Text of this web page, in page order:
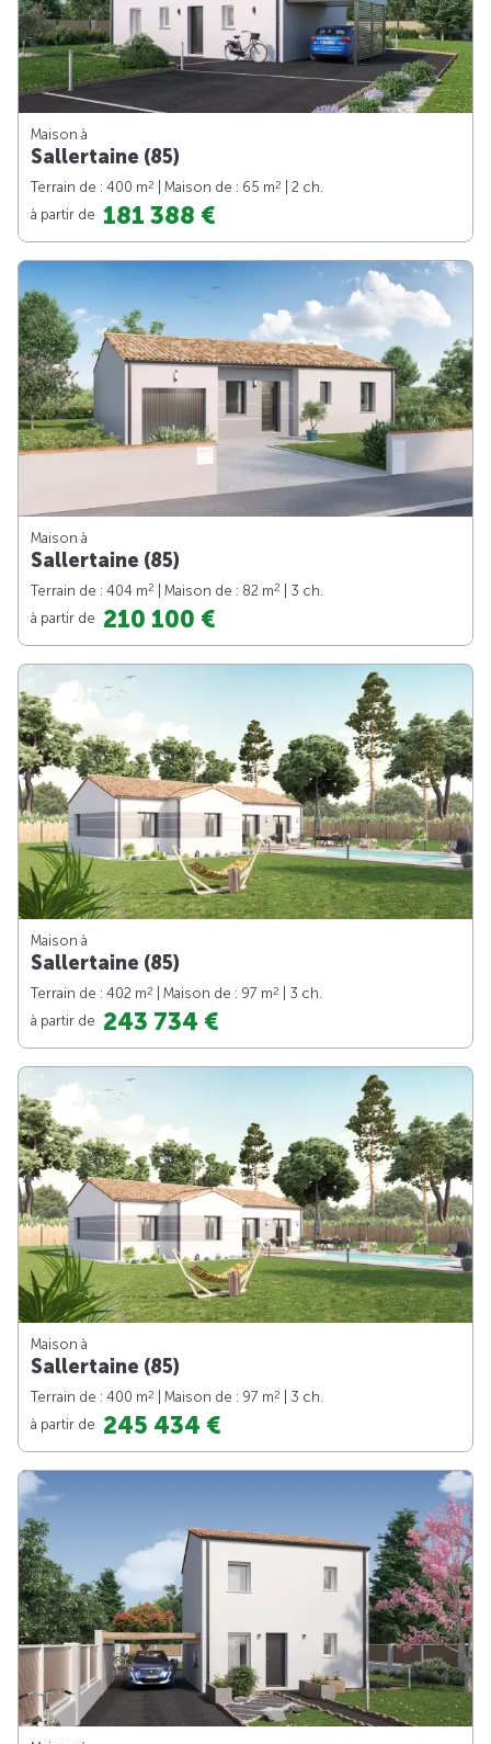
Maison à
Sallertaine (85)
Terrain de : 400 m2 | Maison de : 65 m2
| 2 ch.
à partir de 181 388 €
Maison à
Sallertaine (85)
Terrain de : 404 m2 | Maison de : 82 m2
| 3 ch.
à partir de 210 100 €
Maison à
Sallertaine (85)
Terrain de : 402 m2 | Maison de : 97 m2
| 3 ch.
à partir de 243 734 €
Maison à
Sallertaine (85)
Terrain de : 400 m2 | Maison de : 97 m2
| 3 ch.
à partir de 245 434 €